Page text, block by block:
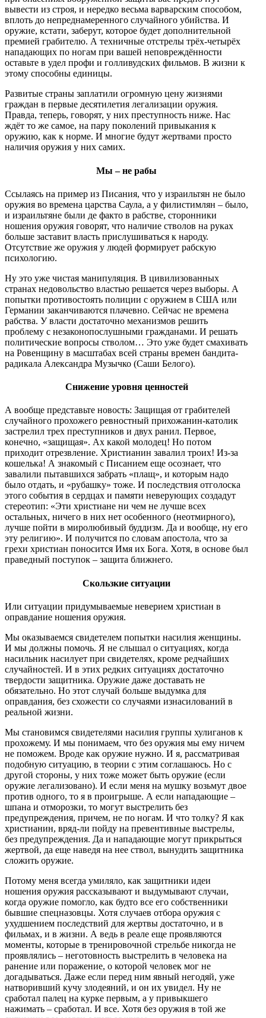
вывести из строя, и нередко весьма варварским способом,
вплоть до непреднамеренного случайного убийства. И
оружие, кстати, заберут, которое будет дополнительной
премией грабителю. А техничные отстрелы трёх-четырёх
нападающих по ногам при вашей неповреждённости
оставьте в удел профи и голливудских фильмов. В жизни к
этому способны единицы.
Развитые страны заплатили огромную цену жизнями
граждан в первые десятилетия легализации оружия.
Правда, теперь, говорят, у них преступность ниже. Нас
ждёт то же самое, на пару поколений привыкания к
оружию, как к норме. И многие будут жертвами просто
наличия оружия у них самих.
Мы – не рабы
Ссылаясь на пример из Писания, что у израильтян не было
оружия во времена царства Саула, а у филистимлян – было,
и израильтяне были де факто в рабстве, сторонники
ношения оружия говорят, что наличие стволов на руках
больше заставит власть прислушиваться к народу.
Отсутствие же оружия у людей формирует рабскую
психологию.
Ну это уже чистая манипуляция. В цивилизованных
странах недовольство властью решается через выборы. А
попытки противостоять полиции с оружием в США или
Германии заканчиваются плачевно. Сейчас не времена
рабства. У власти достаточно механизмов решить
проблему с незаконопослушными гражданами. И решать
политические вопросы стволом… Это уже будет смахивать
на Ровенщину в масштабах всей страны времен бандита-
радикала Александра Музычко (Саши Белого).
Снижение уровня ценностей
А вообще представьте новость: Защищая от грабителей
случайного прохожего ревностный прихожанин-католик
застрелил трех преступников и двух ранил. Первое,
конечно, «защищая». Ах какой молодец! Но потом
приходит отрезвление. Христианин завалил троих! Из-за
кошелька! А знакомый с Писанием еще осознает, что
завалили пытавшихся забрать «плащ», и которым надо
было отдать, и «рубашку» тоже. И последствия отголоска
этого события в сердцах и памяти неверующих создадут
стереотип: «Эти христиане ни чем не лучше всех
остальных, ничего в них нет особенного (неотмирного),
лучше пойти в миролюбивый буддизм. Да и вообще, ну его
эту религию». И получится по словам апостола, что за
грехи христиан поносится Имя их Бога. Хотя, в основе был
праведный поступок – защита ближнего.
Скользкие ситуации
Или ситуации придумываемые неверием христиан в
оправдание ношения оружия.
Мы оказываемся свидетелем попытки насилия женщины.
И мы должны помочь. Я не слышал о ситуациях, когда
насильник насилует при свидетелях, кроме редчайших
случайностей. И в этих редких ситуациях достаточно
твердости защитника. Оружие даже доставать не
обязательно. Но этот случай больше выдумка для
оправдания, без схожести со случаями изнасилований в
реальной жизни.
Мы становимся свидетелями насилия группы хулиганов к
прохожему. И мы понимаем, что без оружия мы ему ничем
не поможем. Вроде как оружие нужно. И я, рассматривая
подобную ситуацию, в теории с этим соглашаюсь. Но с
другой стороны, у них тоже может быть оружие (если
оружие легализовано). И если меня на мушку возьмут двое
против одного, то я в проигрыше. А если нападающие –
шпана и отморозки, то могут выстрелить без
предупреждения, причем, не по ногам. И что толку? Я как
христианин, вряд-ли пойду на превентивные выстрелы,
без предупреждения. Да и нападающие могут прикрыться
жертвой, да еще наведя на нее ствол, вынудить защитника
сложить оружие.
Потому меня всегда умиляло, как защитники идеи
ношения оружия рассказывают и выдумывают случаи,
когда оружие помогло, как будто все его собственники
бывшие спецназовцы. Хотя случаев отбора оружия с
ухудшением последствий для жертвы достаточно, и в
фильмах, и в жизни. А ведь в реале еще проявляются
моменты, которые в тренировочной стрельбе никогда не
проявлялись – неготовность выстрелить в человека на
ранение или поражение, о которой человек мог не
догадываться. Даже если перед ним явный негодяй, уже
натворивший кучу злодеяний, и он их увидел. Ну не
сработал палец на курке первым, а у привыкшего
нажимать – сработал. И все. Хотя без оружия в той же